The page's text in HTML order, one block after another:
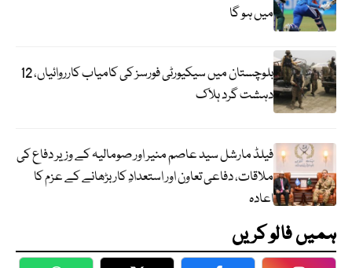
میں ہو گا
بلوچستان میں سیکیورٹی فورسز کی کامیاب کارروائیاں، 12
دہشت گرد ہلاک
فیلڈ مارشل سید عاصم منیر اور صومالیہ کے وزیر دفاع کی
ملاقات، دفاعی تعاون اور استعدادِ کار بڑھانے کے عزم کا
اعادہ
ہمیں فالو کریں